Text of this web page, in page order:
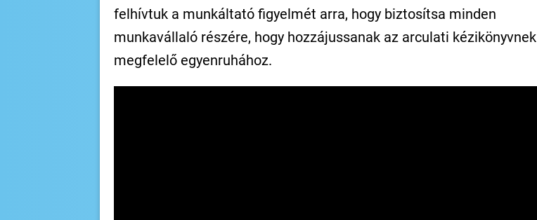
felhívtuk a munkáltató figyelmét arra, hogy biztosítsa minden
munkavállaló részére, hogy hozzájussanak az arculati kézikönyvnek
megfelelő egyenruhához.